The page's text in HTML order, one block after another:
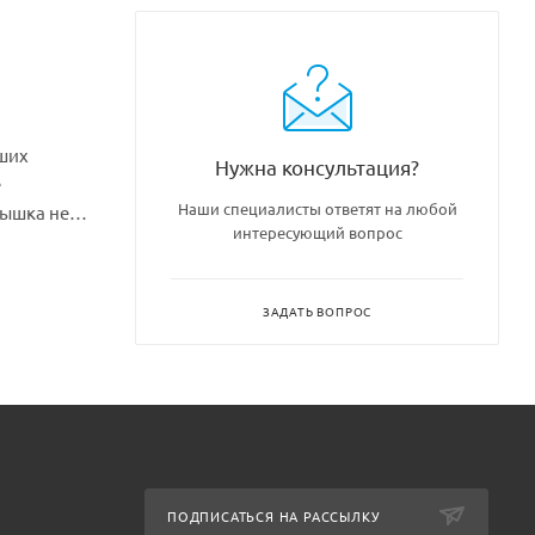
не
Нужна консультация?
Наши специалисты ответят на любой
интересующий вопрос
ЗАДАТЬ ВОПРОС
ПОДПИСАТЬСЯ НА РАССЫЛКУ